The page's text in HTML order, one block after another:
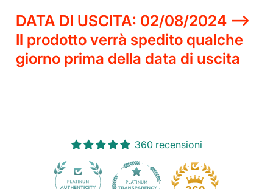
DATA DI USCITA: 02/08/2024 -->
Il prodotto verrà spedito qualche
giorno prima della data di uscita
360 recensioni